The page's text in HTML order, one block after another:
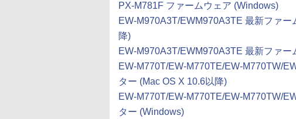
PX-M781F ファームウェア (Windows)
EW-M970A3T/EWM970A3TE 最新ファ
降)
EW-M970A3T/EWM970A3TE 最新ファ
EW-M770T/EW-M770TE/EW-M770TW/
ター (Mac OS X 10.6以降)
EW-M770T/EW-M770TE/EW-M770TW/
ター (Windows)